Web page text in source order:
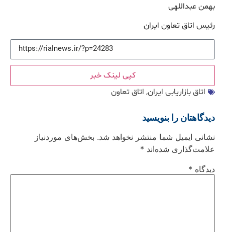
بهمن عبداللهی
رئیس اتاق تعاون ایران
کپی لینک خبر
اتاق بازاریابی ایران, اتاق تعاون
دیدگاهتان را بنویسید
نشانی ایمیل شما منتشر نخواهد شد. بخش‌های موردنیاز
علامت‌گذاری شده‌اند *
دیدگاه *